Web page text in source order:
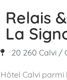
Relais
La
20 260 Calvi /
Hôtel Calvi parmi